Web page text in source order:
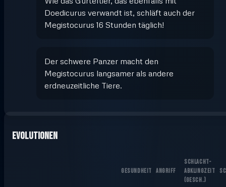
Doedicurus verwandt ist, schläft auch der
Megistocurus 16 Stunden täglich!
Der schwere Panzer macht den
Megistocurus langsamer als andere
erdneuzeitliche Tiere.
Evolutionen
GESUNDHEIT ANGRIFF
SCHLACHT-
ABKLINGZEIT
(GESCH.)